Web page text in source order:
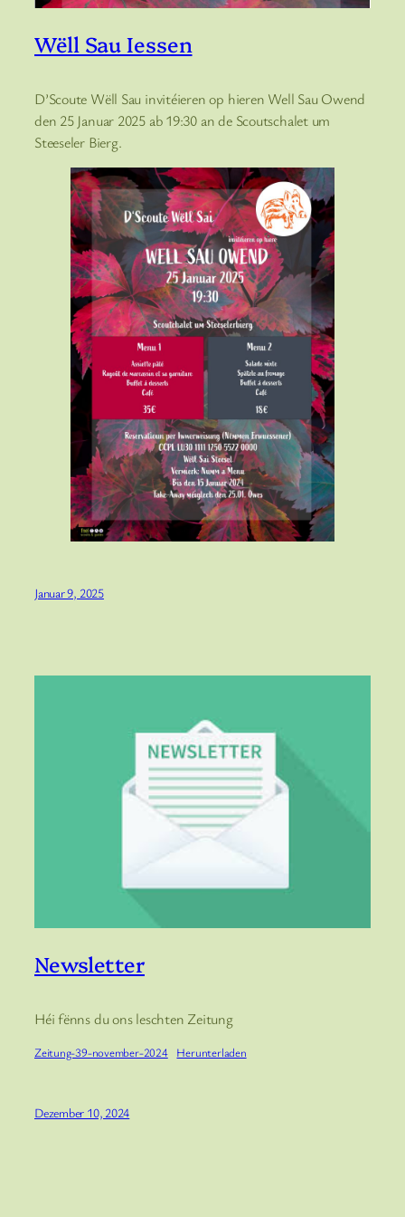
Wëll Sau Iessen
D’Scoute Wëll Sau invitéieren op hieren Well Sau Owend
den 25 Januar 2025 ab 19:30 an de Scoutschalet um
Steeseler Bierg.
Januar 9, 2025
Newsletter
Héi fënns du ons leschten Zeitung
Zeitung-39-november-2024 Herunterladen
Dezember 10, 2024